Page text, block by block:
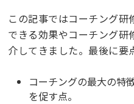
この記事ではコーチング
できる効果やコーチング研
介してきました。最後に要
コーチングの最大の特
を促す点。